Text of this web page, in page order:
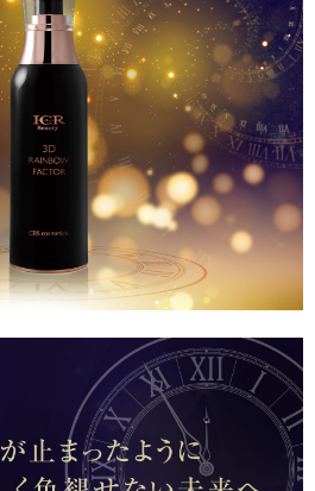
お
礼